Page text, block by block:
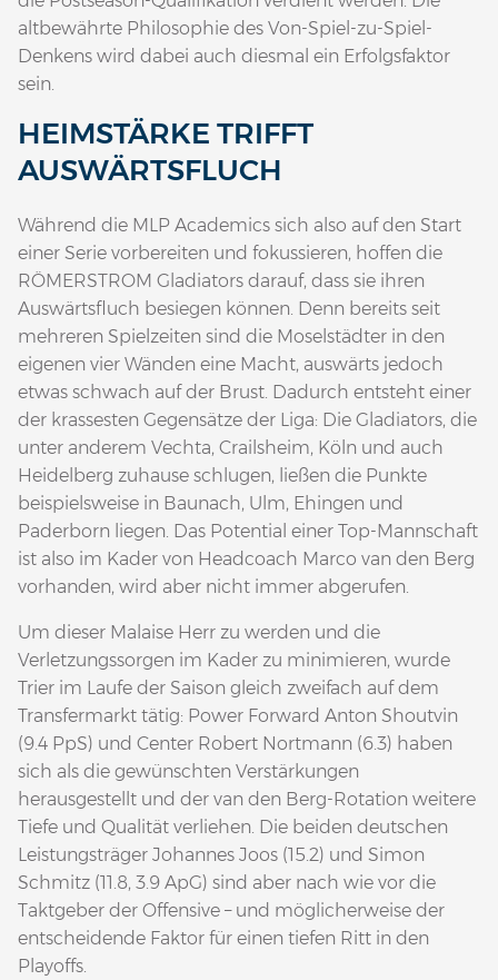
altbewährte Philosophie des Von-Spiel-zu-Spiel-
Denkens wird dabei auch diesmal ein Erfolgsfaktor
sein.
HEIMSTÄRKE TRIFFT
AUSWÄRTSFLUCH
Während die MLP Academics sich also auf den Start
einer Serie vorbereiten und fokussieren, hoffen die
RÖMERSTROM Gladiators darauf, dass sie ihren
Auswärtsfluch besiegen können. Denn bereits seit
mehreren Spielzeiten sind die Moselstädter in den
eigenen vier Wänden eine Macht, auswärts jedoch
etwas schwach auf der Brust. Dadurch entsteht einer
der krassesten Gegensätze der Liga: Die Gladiators, die
unter anderem Vechta, Crailsheim, Köln und auch
Heidelberg zuhause schlugen, ließen die Punkte
beispielsweise in Baunach, Ulm, Ehingen und
Paderborn liegen. Das Potential einer Top-Mannschaft
ist also im Kader von Headcoach Marco van den Berg
vorhanden, wird aber nicht immer abgerufen.
Um dieser Malaise Herr zu werden und die
Verletzungssorgen im Kader zu minimieren, wurde
Trier im Laufe der Saison gleich zweifach auf dem
Transfermarkt tätig: Power Forward Anton Shoutvin
(9.4 PpS) und Center Robert Nortmann (6.3) haben
sich als die gewünschten Verstärkungen
herausgestellt und der van den Berg-Rotation weitere
Tiefe und Qualität verliehen. Die beiden deutschen
Leistungsträger Johannes Joos (15.2) und Simon
Schmitz (11.8, 3.9 ApG) sind aber nach wie vor die
Taktgeber der Offensive – und möglicherweise der
entscheidende Faktor für einen tiefen Ritt in den
Playoffs.